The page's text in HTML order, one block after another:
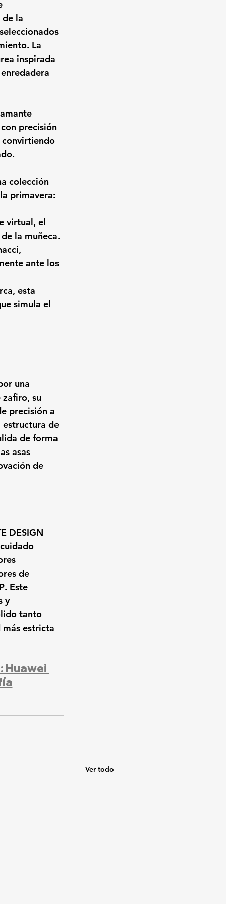
la
La
inspirada
precisión
colección
primavera:
virtual, el
la muñeca.
ante los
esta
simula el
una
zafiro, su
precisión a
estructura de
de forma
asas
de
DESIGN
de
. Este
y
tanto
estricta
Huawei
Ver todo